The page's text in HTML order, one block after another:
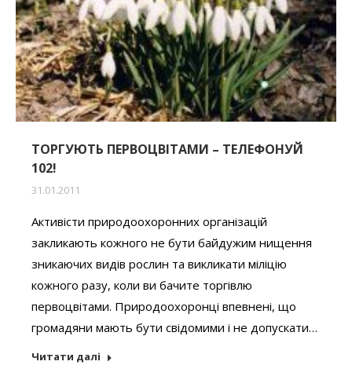
ТОРГУЮТЬ ПЕРВОЦВІТАМИ – ТЕЛЕФОНУЙ
102!
31.01.2011
Активісти природоохоронних організацій
закликають кожного не бути байдужим нищення
зникаючих видів рослин та викликати міліцію
кожного разу, коли ви бачите торгівлю
первоцвітами. Природоохоронці впевнені, що
громадяни мають бути свідомими і не допускати…
Читати далі